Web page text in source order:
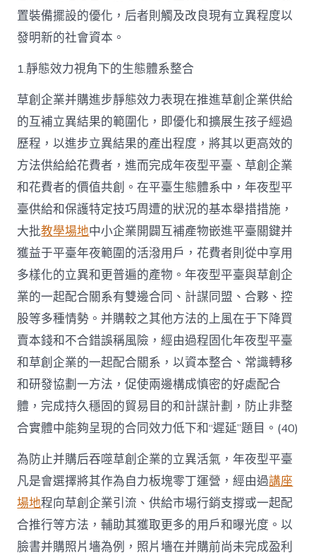
置裝備擺設的優化，后者則觸及改良現有立異程度以
發明新的社會資本。
1.靜態效力視角下的生態體系整合
草創企業并購進步靜態效力表現在推進草創企業供給
的互補立異結果的範圍化，即優化和擴展生孩子經過
歷程，以進步立異結果的產出程度，將其以更高效的
方法供給給花費者，進而完成年夜型平臺、草創企業
和花費者的價值共創。在平臺生態體系中，年夜型平
臺供給和保護特定技巧周遭的狀況的基本舉措措施，
大批教學場地中小企業開闢互補產物嵌進平臺關鍵并
獲益于平臺年夜範圍的活潑用戶，花費者則從中享用
多樣化的立異和更普遍的產物。年夜型平臺與草創企
業的一起配合關系有雙邊合同、計謀同盟、合夥、控
股等多種情勢。并購較之其他方法的上風在于下降買
賣本錢和不合錯誤稱風險，經由過程固化年夜型平臺
和草創企業的一起配合關系，以資本整合、常識轉移
和研發協劃一方法，促使兩邊構成慎密的好處配合
體，完成持久穩固的貿易目的和計謀計劃，防止非整
合實體中能夠呈現的合同效力低下和“遲延”題目。(40)
為防止并購后吞噬草創企業的立異活氣，年夜型平臺
凡是會選擇將其作為自力板塊零丁運營，經由過講座
場地程向草創企業引流、供給市場行銷支撐或一起配
合推行等方法，輔助其獲取更多的用戶和曝光度。以
臉書并購照片墻為例，照片墻在并購前尚未完成盈利